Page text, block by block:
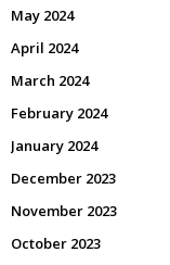
May 2024
April 2024
March 2024
February 2024
January 2024
December 2023
November 2023
October 2023